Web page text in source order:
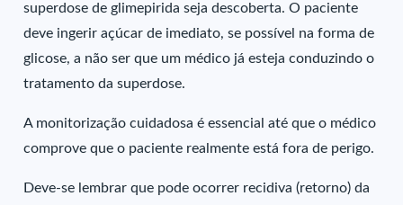
superdose de glimepirida seja descoberta. O paciente
deve ingerir açúcar de imediato, se possível na forma de
glicose, a não ser que um médico já esteja conduzindo o
tratamento da superdose.
A monitorização cuidadosa é essencial até que o médico
comprove que o paciente realmente está fora de perigo.
Deve-se lembrar que pode ocorrer recidiva (retorno) da